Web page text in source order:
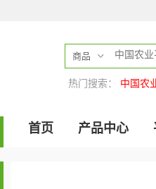
商品
热门搜索： 中国农
首页 产品中心